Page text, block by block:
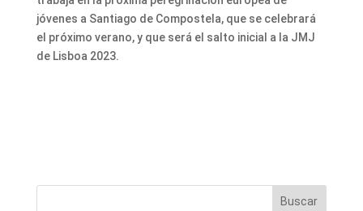
jóvenes a Santiago de Compostela, que se celebrará
el próximo verano, y que será el salto inicial a la JMJ
de Lisboa 2023.